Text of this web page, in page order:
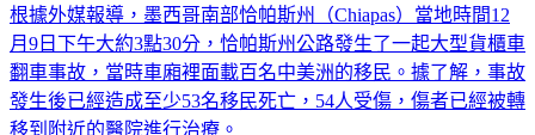
根據外媒報導，墨西哥南部恰帕斯州（Chiapas）當地時間12
月9日下午大約3點30分，恰帕斯州公路發生了一起大型貨櫃車
翻車事故，當時車廂裡面載百名中美洲的移民。據了解，事故
發生後已經造成至少53名移民死亡，54人受傷，傷者已經被轉
移到附近的醫院進行治療。